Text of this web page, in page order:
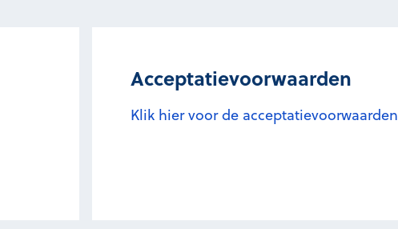
Acceptatievoorwaarden
Klik hier voor de acceptatievoorwaarden